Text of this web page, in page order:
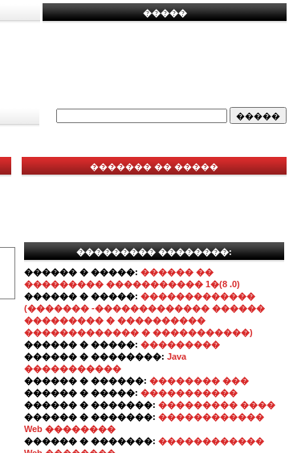
�����
������� �� �����
��������� ��������:
������ � �����: ������ ��
��������� ����������� 1�(8 .0)
������ � �����: �������������
(������� -������������� ������
��������� � ����������
������������� � �����������)
������ � �����: ���������
������ � ��������: Java
�����������
������ � ������: �������� ���
������ � �����: �����������
������ � �������: ��������� ����
������ � �������: ������������
Web ��������
������ � �������: ������������